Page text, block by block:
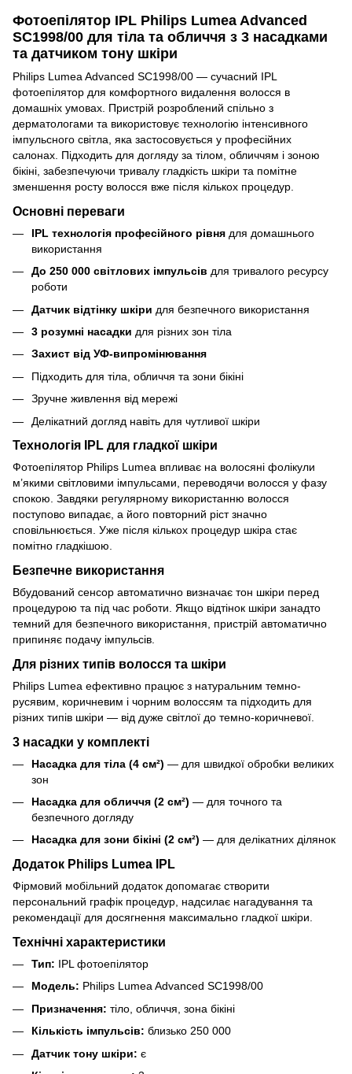
Фотоепілятор IPL Philips Lumea Advanced
SC1998/00 для тіла та обличчя з 3 насадками
та датчиком тону шкіри
Philips Lumea Advanced SC1998/00 — сучасний IPL
фотоепілятор для комфортного видалення волосся в
домашніх умовах. Пристрій розроблений спільно з
дерматологами та використовує технологію інтенсивного
імпульсного світла, яка застосовується у професійних
салонах. Підходить для догляду за тілом, обличчям і зоною
бікіні, забезпечуючи тривалу гладкість шкіри та помітне
зменшення росту волосся вже після кількох процедур.
Основні переваги
IPL технологія професійного рівня для домашнього
використання
До 250 000 світлових імпульсів для тривалого ресурсу
роботи
Датчик відтінку шкіри для безпечного використання
3 розумні насадки для різних зон тіла
Захист від УФ-випромінювання
Підходить для тіла, обличчя та зони бікіні
Зручне живлення від мережі
Делікатний догляд навіть для чутливої шкіри
Технологія IPL для гладкої шкіри
Фотоепілятор Philips Lumea впливає на волосяні фолікули
м’якими світловими імпульсами, переводячи волосся у фазу
спокою. Завдяки регулярному використанню волосся
поступово випадає, а його повторний ріст значно
сповільнюється. Уже після кількох процедур шкіра стає
помітно гладкішою.
Безпечне використання
Вбудований сенсор автоматично визначає тон шкіри перед
процедурою та під час роботи. Якщо відтінок шкіри занадто
темний для безпечного використання, пристрій автоматично
припиняє подачу імпульсів.
Для різних типів волосся та шкіри
Philips Lumea ефективно працює з натуральним темно-
русявим, коричневим і чорним волоссям та підходить для
різних типів шкіри — від дуже світлої до темно-коричневої.
3 насадки у комплекті
Насадка для тіла (4 см²) — для швидкої обробки великих
зон
Насадка для обличчя (2 см²) — для точного та
безпечного догляду
Насадка для зони бікіні (2 см²) — для делікатних ділянок
Додаток Philips Lumea IPL
Фірмовий мобільний додаток допомагає створити
персональний графік процедур, надсилає нагадування та
рекомендації для досягнення максимально гладкої шкіри.
Технічні характеристики
Тип: IPL фотоепілятор
Модель: Philips Lumea Advanced SC1998/00
Призначення: тіло, обличчя, зона бікіні
Кількість імпульсів: близько 250 000
Датчик тону шкіри: є